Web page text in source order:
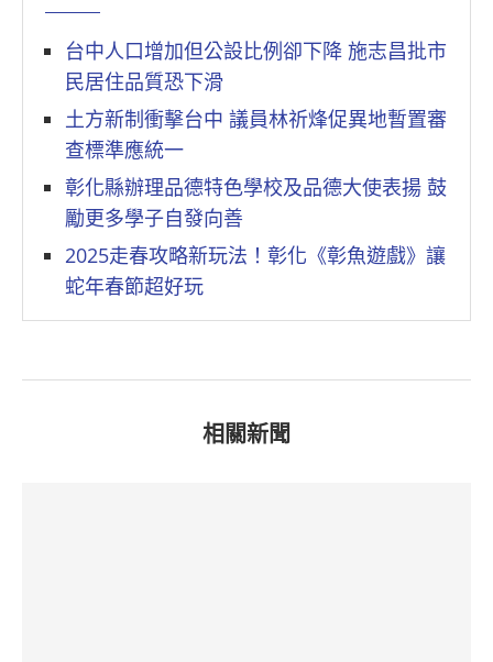
台中人口增加但公設比例卻下降 施志昌批市
民居住品質恐下滑
土方新制衝擊台中 議員林祈烽促異地暫置審
查標準應統一
彰化縣辦理品德特色學校及品德大使表揚 鼓
勵更多學子自發向善
2025走春攻略新玩法！彰化《彰魚遊戲》讓
蛇年春節超好玩
相關新聞